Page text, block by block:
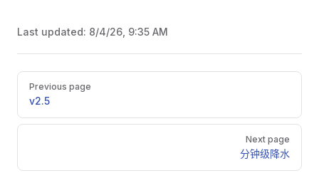
Last updated: 8/4/26, 9:35 AM
Pager
Previous page
v2.5
Next page
分钟级降水